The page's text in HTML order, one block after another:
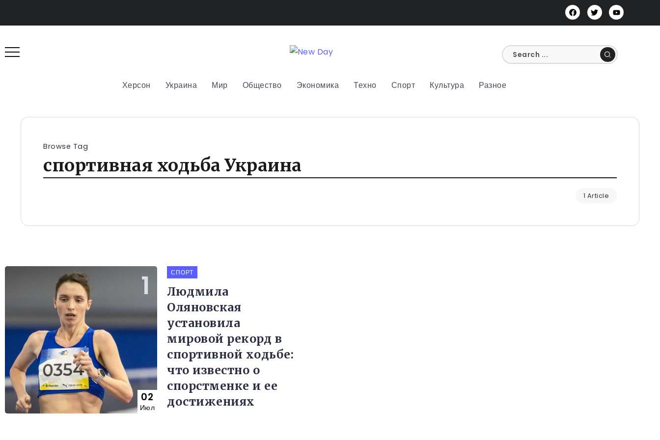
Херсон Украина Мир Общество Экономика Техно Спорт Культура Разное
Browse Tag
спортивная ходьба Украина
1 Article
02
Июл
СПОРТ
Людмила
Оляновская
установила
мировой рекорд в
спортивной ходьбе:
что известно о
спорстменке и ее
достижениях